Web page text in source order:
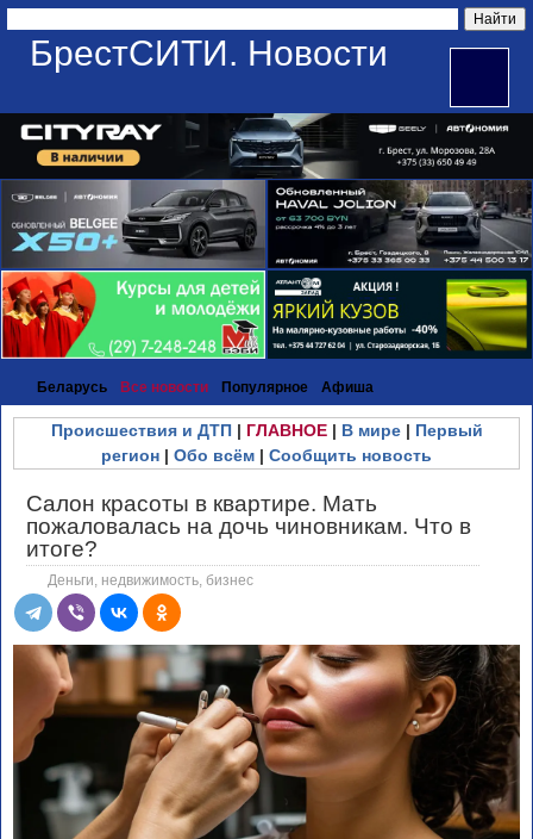
БрестСИТИ. Новости
Беларусь Все новости Популярное Афиша
Происшествия и ДТП| ГЛАВНОЕ| В мире| Первый
регион | Обо всём | Сообщить новость
Салон красоты в квартире. Мать
пожаловалась на дочь чиновникам. Что в
итоге?
Деньги, недвижимость, бизнес